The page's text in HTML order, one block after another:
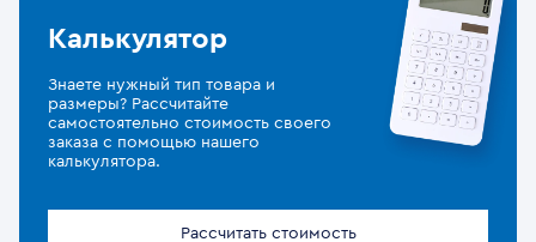
Калькулятор
Знаете нужный тип товара и
размеры? Рассчитайте
самостоятельно стоимость своего
заказа с помощью нашего
калькулятора.
Рассчитать стоимость